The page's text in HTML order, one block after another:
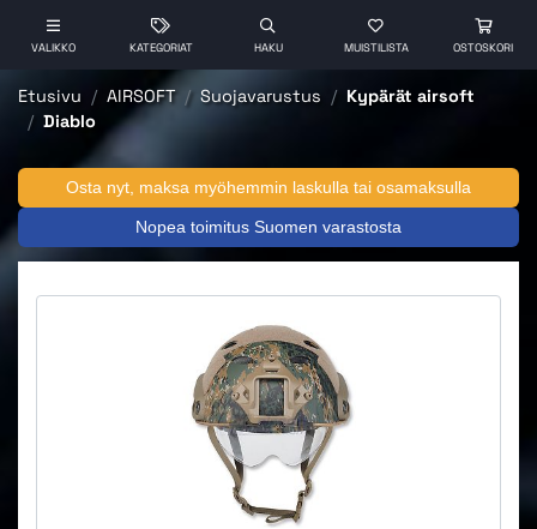
VALIKKO KATEGORIAT HAKU MUISTILISTA OSTOSKORI
Etusivu AIRSOFT Suojavarustus
Kypärät airsoft
Diablo
Osta nyt, maksa myöhemmin laskulla tai osamaksulla
Nopea toimitus Suomen varastosta